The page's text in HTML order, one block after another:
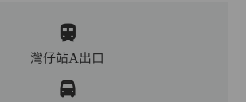
灣仔站A出口